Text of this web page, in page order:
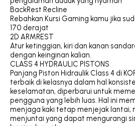
BackRest Recline
Rebahkan Kursi Gaming kamu jika
170 derajat
2D ARMREST
Atur ketinggian, kiri dan kanan
dengan keinginan kalian.
CLASS 4 HYDRAULIC PISTONS
Panjang Piston Hidraulik Class 4 di
terbaik di kelasnya dalam hal
keselamatan, diperbarui untuk
pengguna yang lebih luas. Hal ini
menjaga kaki tetap menjejak lantai,
menjuntai yang dapat mengurangi